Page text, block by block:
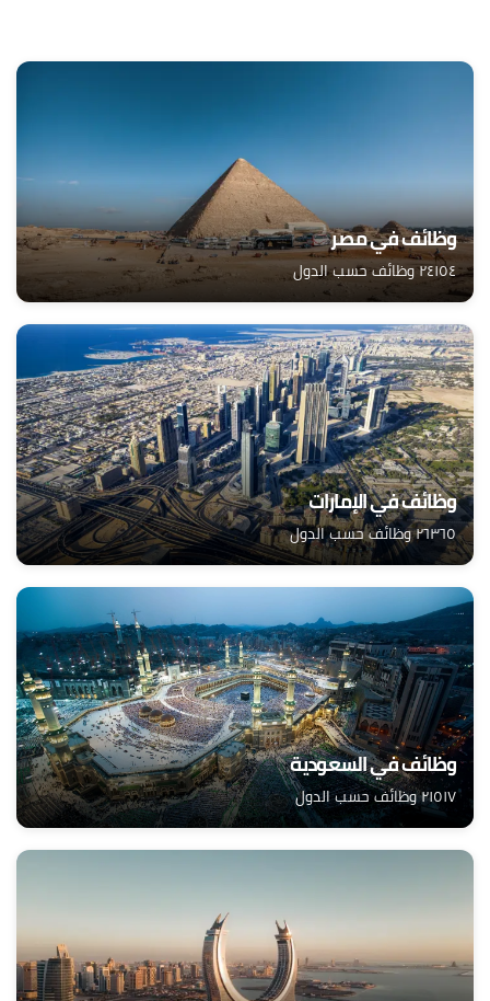
وظائف في مصر
٢٤١٥٤ وظائف حسب الدول
وظائف في الإمارات
٢٦٣٦٥ وظائف حسب الدول
وظائف في السعودية
٢١٥١٧ وظائف حسب الدول